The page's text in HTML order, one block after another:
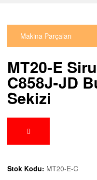
Makina Parçaları
MT20-E
C858J-JD
Sekizi
Stok Kodu: MT20-E-C